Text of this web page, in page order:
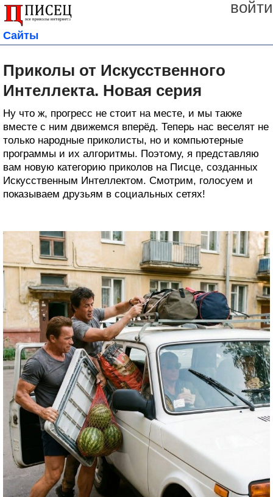
войти
Сайты
Приколы от Искусственного
Интеллекта. Новая серия
Ну что ж, прогресс не стоит на месте, и мы также
вместе с ним движемся вперёд. Теперь нас веселят не
только народные приколисты, но и компьютерные
программы и их алгоритмы. Поэтому, я представляю
вам новую категорию приколов на Писце, созданных
Искусственным Интеллектом. Смотрим, голосуем и
показываем друзьям в социальных сетях!